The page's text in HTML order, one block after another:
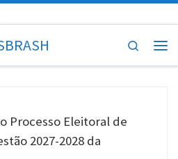
Search
Processo Eleitoral de
2027-2028 da